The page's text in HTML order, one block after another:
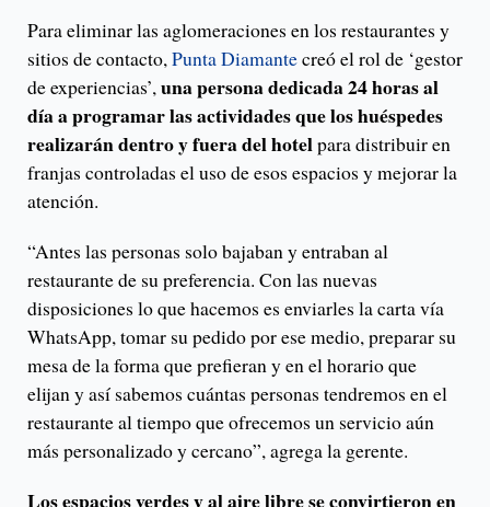
Para eliminar las aglomeraciones en los restaurantes y
sitios de contacto,Punta Diamantecreó el rol de ‘gestor
de experiencias’,una persona dedicada 24 horas al
día a programar las actividades que los huéspedes
realizarán dentro y fuera del hotelpara distribuir en
franjas controladas el uso de esos espacios y mejorar la
atención.
“Antes las personas solo bajaban y entraban al
restaurante de su preferencia. Con las nuevas
disposiciones lo que hacemos es enviarles la carta vía
WhatsApp, tomar su pedido por ese medio, preparar su
mesa de la forma que prefieran y en el horario que
elijan y así sabemos cuántas personas tendremos en el
restaurante al tiempo que ofrecemos un servicio aún
más personalizado y cercano”, agrega la gerente.
Los espacios verdes y al aire libre se convirtieron en